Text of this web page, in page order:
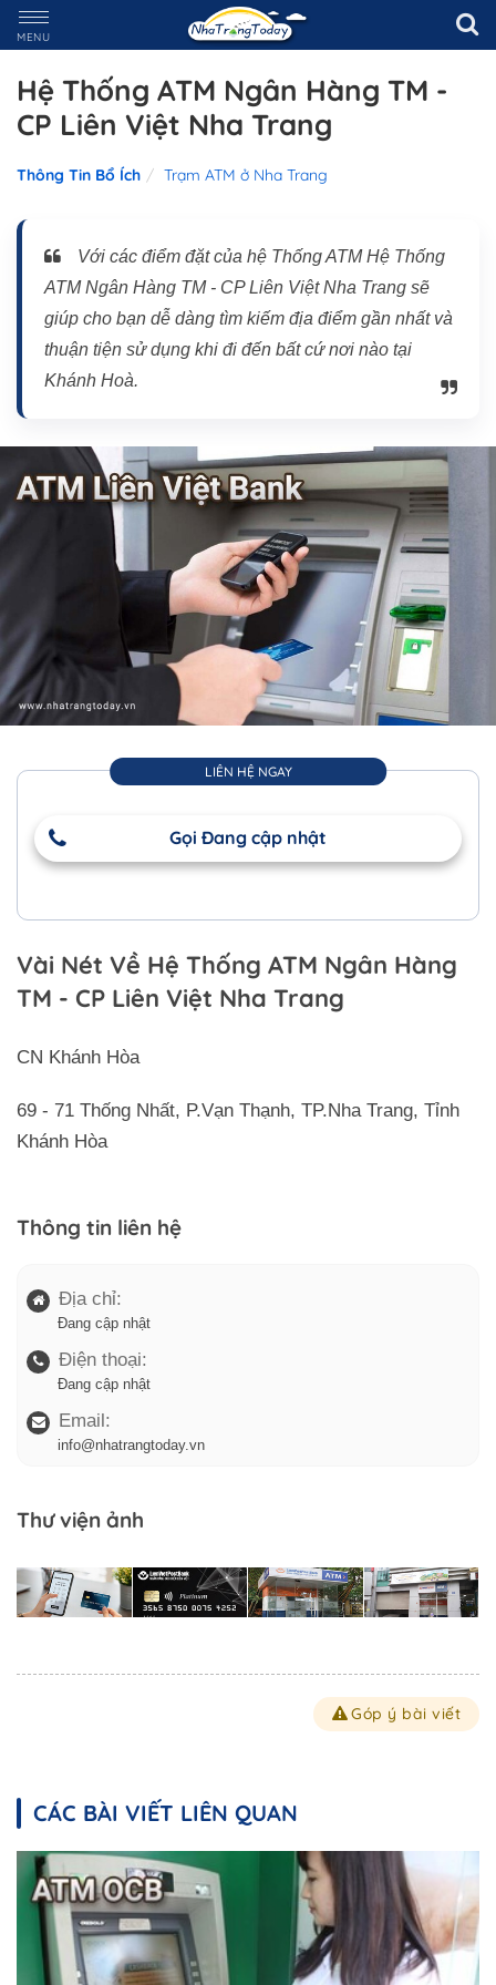
MENU
Hệ Thống ATM Ngân Hàng TM -
CP Liên Việt Nha Trang
Thông Tin Bổ Ích Trạm ATM ở Nha Trang
Với các điểm đặt của hệ Thống ATM Hệ Thống
ATM Ngân Hàng TM - CP Liên Việt Nha Trang sẽ
giúp cho bạn dễ dàng tìm kiếm địa điểm gần nhất và
thuận tiện sử dụng khi đi đến bất cứ nơi nào tại
Khánh Hoà.
LIÊN HỆ NGAY
Gọi Đang cập nhật
Vài Nét Về Hệ Thống ATM Ngân Hàng
TM - CP Liên Việt Nha Trang
CN Khánh Hòa
69 - 71 Thống Nhất, P.Vạn Thạnh, TP.Nha Trang, Tỉnh
Khánh Hòa
Thông tin liên hệ
Địa chỉ:
Đang cập nhật
Điện thoại:
Đang cập nhật
Email:
info@nhatrangtoday.vn
Thư viện ảnh
Góp ý bài viết
CÁC BÀI VIẾT LIÊN QUAN